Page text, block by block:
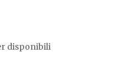
disponibili